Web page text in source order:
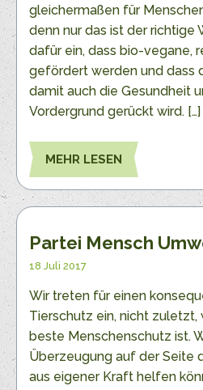
gleichermaßen für
denn nur das ist der richtige
dafür ein, dass bio-vegane,
gefördert werden und dass
damit auch die Gesundheit
Vordergrund gerückt wird. […]
MEHR LESEN
Partei Mensch
18 Juli 2017
Wir treten für einen
Tierschutz ein, nicht zuletzt,
beste Menschenschutz ist.
Überzeugung auf der Seite
aus eigener Kraft helfen